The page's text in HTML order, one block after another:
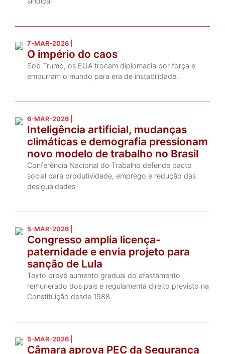
7-MAR-2026 |
O império do caos
Sob Trump, os EUA trocam diplomacia por força e
empurram o mundo para era de instabilidade.
6-MAR-2026 |
Inteligência artificial, mudanças
climáticas e demografia pressionam
novo modelo de trabalho no Brasil
Conferência Nacional do Trabalho defende pacto
social para produtividade, emprego e redução das
desigualdades
5-MAR-2026 |
Congresso amplia licença-
paternidade e envia projeto para
sanção de Lula
Texto prevê aumento gradual do afastamento
remunerado dos pais e regulamenta direito previsto na
Constituição desde 1988
5-MAR-2026 |
Câmara aprova PEC da Segurança